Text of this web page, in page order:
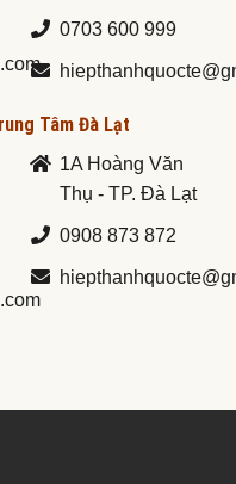
0703 600 999
Tâm Đà Lạt
1A Hoàng Văn
Thụ - TP. Đà Lạt
0908 873 872